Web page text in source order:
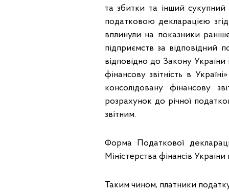
та збитки та інший сукупний
податковою декларацією
вплинули на показники
підприємств за відповідний
відповідно до Закону
фінансову звітність в
консолідовану фінансову
розрахунок до річної
звітним.
Форма Податкової
Міністерства фінансів
Таким чином, платники